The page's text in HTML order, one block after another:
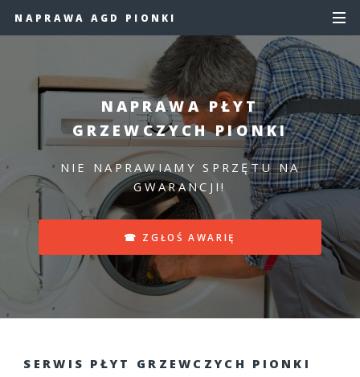
NAPRAWA AGD PIONKI
NAPRAWA PŁYT
GRZEWCZYCH PIONKI
NIE NAPRAWIAMY SPRZĘTU NA
GWARANCJI!
☎ ZGŁOŚ AWARIĘ
SERWIS PŁYT GRZEWCZYCH PIONKI